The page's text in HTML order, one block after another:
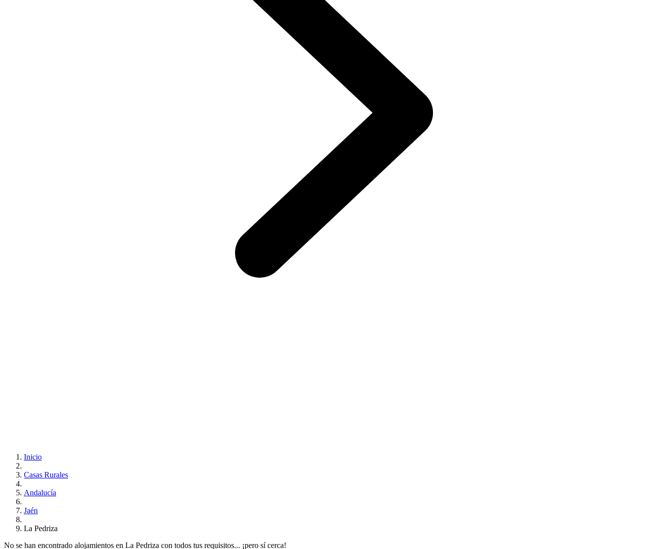
Inicio
Casas Rurales
Andalucía
Jaén
La Pedriza
No se han encontrado alojamientos en La Pedriza con todos tus requisitos... ¡pero sí cerca!